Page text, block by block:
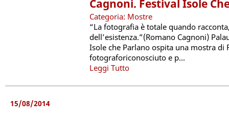
Cagnoni. Festival Isole
Categoria: Mostre
“La fotografia è totale quando
dell’esistenza.”(Romano Cagnoni)
Isole che Parlano ospita una mostra di
fotograforiconosciuto e p...
Leggi Tutto
15/08/2014